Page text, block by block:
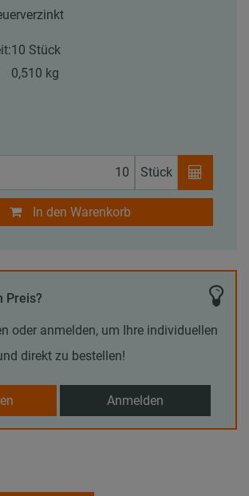
10 Stück
0,510 kg
Stück
In den Warenkorb
Preis?
oder anmelden, um Ihre individuellen
direkt zu bestellen!
Anmelden